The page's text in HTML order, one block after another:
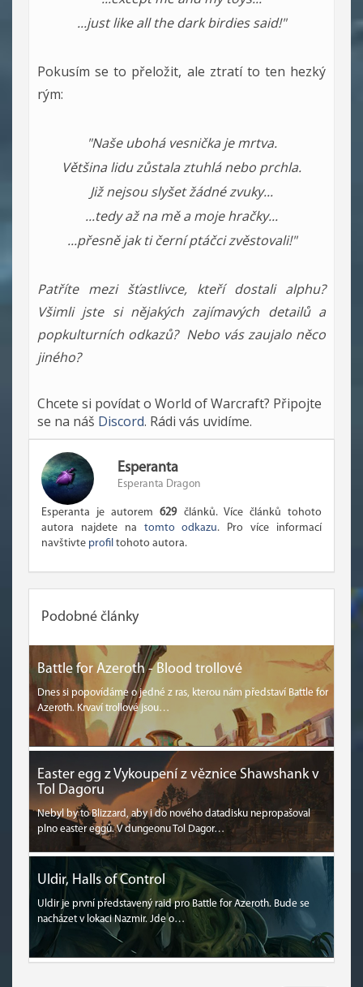
...just like all the dark birdies said!"
Pokusím se to přeložit, ale ztratí to ten hezký
rým:
"Naše ubohá vesnička je mrtva.
Většina lidu zůstala ztuhlá nebo prchla.
Již nejsou slyšet žádné zvuky...
...tedy až na mě a moje hračky...
...přesně jak ti černí ptáčci zvěstovali!"
Patříte mezi šťastlivce, kteří dostali alphu?
Všimli jste si nějakých zajímavých detailů a
popkulturních odkazů? Nebo vás zaujalo něco
jiného?
Chcete si povídat o World of Warcraft? Připojte
se na náš Discord. Rádi vás uvidíme.
Esperanta
Esperanta Dragon
Esperanta je autorem629článků. Více článků tohoto
autora najdete na tomto odkazu. Pro více informací
navštivte profil tohoto autora.
Podobné články
Battle for Azeroth - Blood trollové
Dnes si popovídáme o jedné z ras, kterou nám představí Battle for
Azeroth. Krvaví trollové jsou…
Easter egg z Vykoupení z věznice Shawshank v
Tol Dagoru
Nebyl by to Blizzard, aby i do nového datadisku nepropašoval
plno easter eggů. V dungeonu Tol Dagor…
Uldir, Halls of Control
Uldir je první představený raid pro Battle for Azeroth. Bude se
nacházet v lokaci Nazmir. Jde o…